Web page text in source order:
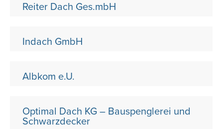
Reiter Dach Ges.mbH
Indach GmbH
Albkom e.U.
Optimal Dach KG – Bauspenglerei und
Schwarzdecker